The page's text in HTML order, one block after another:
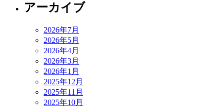
アーカイブ
2026年7月
2026年5月
2026年4月
2026年3月
2026年1月
2025年12月
2025年11月
2025年10月